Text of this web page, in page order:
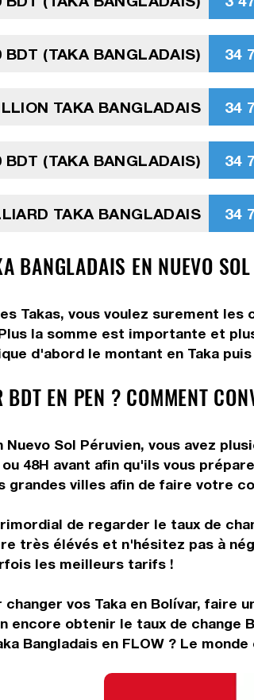
BDT (TAKA BANGLADAIS) 34
TAKA BANGLADAIS 34
(TAKA BANGLADAIS) 34
TAKA BANGLADAIS 34
BANGLADAIS EN NUEVO
Takas, vous voulez surement
la somme est importante et
d'abord le montant en Taka
BDT EN PEN ? COMMENT
Nuevo Sol Péruvien, vous avez
48H avant afin qu'ils vous
villes afin de faire votre
de regarder le taux de
très élévés et n'hésitez pas à
les meilleurs tarifs !
changer vos Taka en Bolívar, faire
encore obtenir le taux de
Bangladais en FLOW ? Le